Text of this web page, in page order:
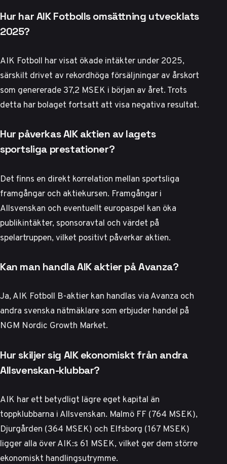
Hur har AIK Fotbolls omsättning utvecklats
2025?
AIK Fotboll har visat ökade intäkter under 2025,
särskilt drivet av rekordhöga försäljningar av årskort
som genererade 37,2 MSEK i början av året. Trots
detta har bolaget fortsatt att visa negativa resultat.
Hur påverkas AIK aktien av lagets
sportsliga prestationer?
Det finns en direkt korrelation mellan sportsliga
framgångar och aktiekursen. Framgångar i
Allsvenskan och eventuellt europaspel kan öka
publikintäkter, sponsoravtal och värdet på
spelartruppen, vilket positivt påverkar aktien.
Kan man handla AIK aktier på Avanza?
Ja, AIK Fotboll B-aktier kan handlas via Avanza och
andra svenska nätmäklare som erbjuder handel på
NGM Nordic Growth Market.
Hur skiljer sig AIK ekonomiskt från andra
Allsvenskan-klubbar?
AIK har ett betydligt lägre eget kapital än
toppklubbarna i Allsvenskan. Malmö FF (764 MSEK),
Djurgården (364 MSEK) och Elfsborg (167 MSEK)
ligger alla över AIK:s 61 MSEK, vilket ger dem större
ekonomiskt handlingsutrymme.